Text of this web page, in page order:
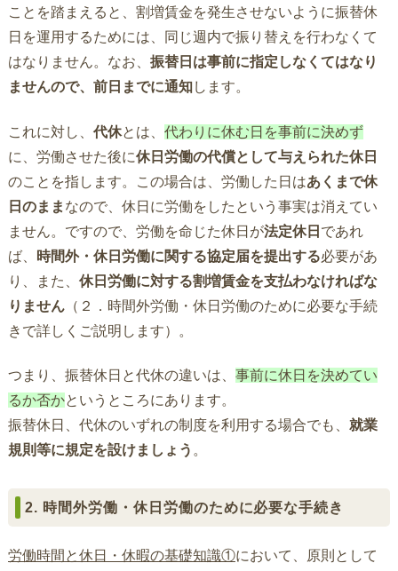
ことを踏まえると、割増賃金を発生させないように振替休
日を運用するためには、同じ週内で振り替えを行わなくて
はなりません。なお、 振替日は事前に指定しなくてはなり
ませんので、前日までに通知します。
これに対し、 代休とは、 代わりに休む日を事前に決めず
に、労働させた後に休日労働の代償として与えられた休日
のことを指します。この場合は、労働した日はあくまで休
日のまま なので、休日に労働をしたという事実は消えてい
ません。ですので、労働を命じた休日が法定休日 であれ
ば、
時間外・休日労働に関する協定届を提出する必要があ
り、また、 休日労働に対する割増賃金を支払わなければな
りません（２．時間外労働・休日労働のために必要な手続
きで詳しくご説明します）。
つまり、振替休日と代休の違いは、 事前に休日を決めてい
るか否かというところにあります。
振替休日、代休のいずれの制度を利用する場合でも、 就業
規則等に規定を設けましょう 。
2. 時間外労働・休日労働のために必要な手続き
労働時間と休日・休暇の基礎知識①において、原則として